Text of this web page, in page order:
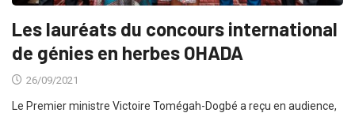
Les lauréats du concours international
de génies en herbes OHADA
26/09/2021
Le Premier ministre Victoire Tomégah-Dogbé a reçu en audience,